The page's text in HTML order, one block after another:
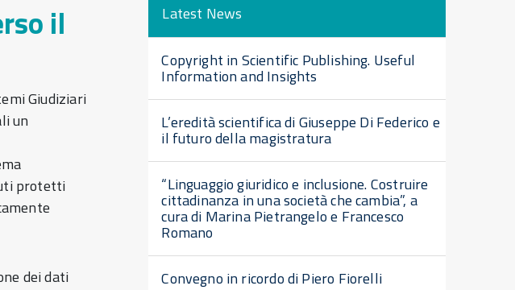
il
Giudiziari
un
protetti
dei dati
Latest News
Copyright in Scientific Publishing. Useful
Information and Insights
L’eredità scientifica di Giuseppe Di Federico e
il futuro della magistratura
“Linguaggio giuridico e inclusione. Costruire
cittadinanza in una società che cambia”, a
cura di Marina Pietrangelo e Francesco
Romano
Convegno in ricordo di Piero Fiorelli